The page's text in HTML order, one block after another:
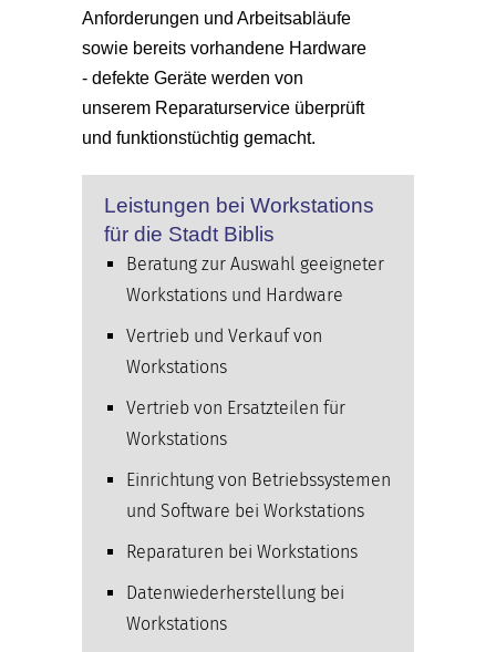
Anforderungen und Arbeitsabläufe
sowie bereits vorhandene Hardware
- defekte Geräte werden von
unserem Reparaturservice überprüft
und funktionstüchtig gemacht.
Leistungen bei Workstations
für die Stadt Biblis
Beratung zur Auswahl geeigneter
Workstations und Hardware
Vertrieb und Verkauf von
Workstations
Vertrieb von Ersatzteilen für
Workstations
Einrichtung von Betriebssystemen
und Software bei Workstations
Reparaturen bei Workstations
Datenwiederherstellung bei
Workstations